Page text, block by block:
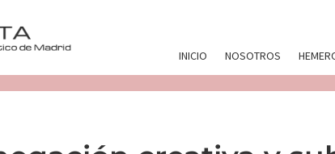
INICIO NOSOTROS